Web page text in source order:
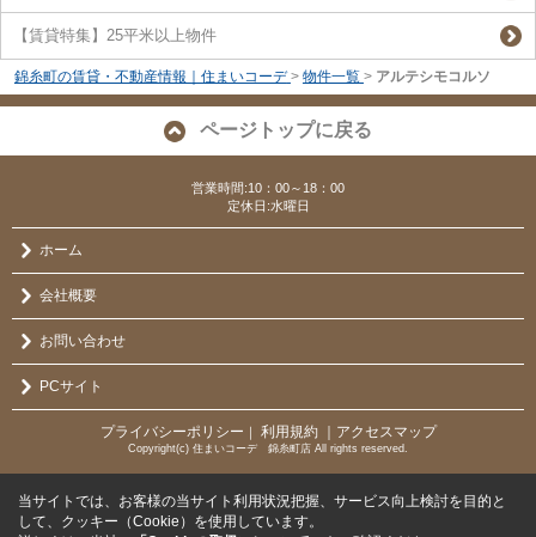
【賃貸特集】25平米以上物件
錦糸町の賃貸・不動産情報｜住まいコーデ > 物件一覧 > アルテシモコルソ
ページトップに戻る
営業時間:10：00～18：00
定休日:水曜日
ホーム
会社概要
お問い合わせ
PCサイト
プライバシーポリシー 利用規約 ｜アクセスマップ
Copyright(c) 住まいコーデ 錦糸町店 All rights reserved.
当サイトでは、お客様の当サイト利用状況把握、サービス向上検討を目的と
して、クッキー（Cookie）を使用しています。